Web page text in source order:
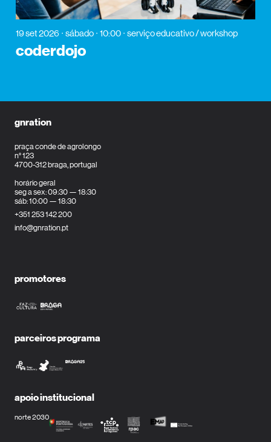
19 set 2026 sábado 10:00 serviço educativo / workshop
coderdojo
gnration
praça conde de agrolongo
n° 123
4700-312 braga, portugal
horário geral
seg a sex: 09:30 — 18:30
sáb: 10:00 — 18:30
+351 253 142 200
info@gnration.pt
promotores
parceiros programa
apoio institucional
norte 2030